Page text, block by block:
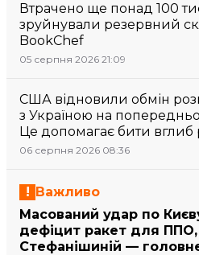
Втрачено ще понад 100
зруйнували резервний
BookChef
05 серпня 2026 21:09
США відновили обмін
з Україною на
Це допомагає бити вглиб
06 серпня 2026 08:36
Важливо
Масований удар по
дефіцит ракет для ППО,
Стефанішиній —